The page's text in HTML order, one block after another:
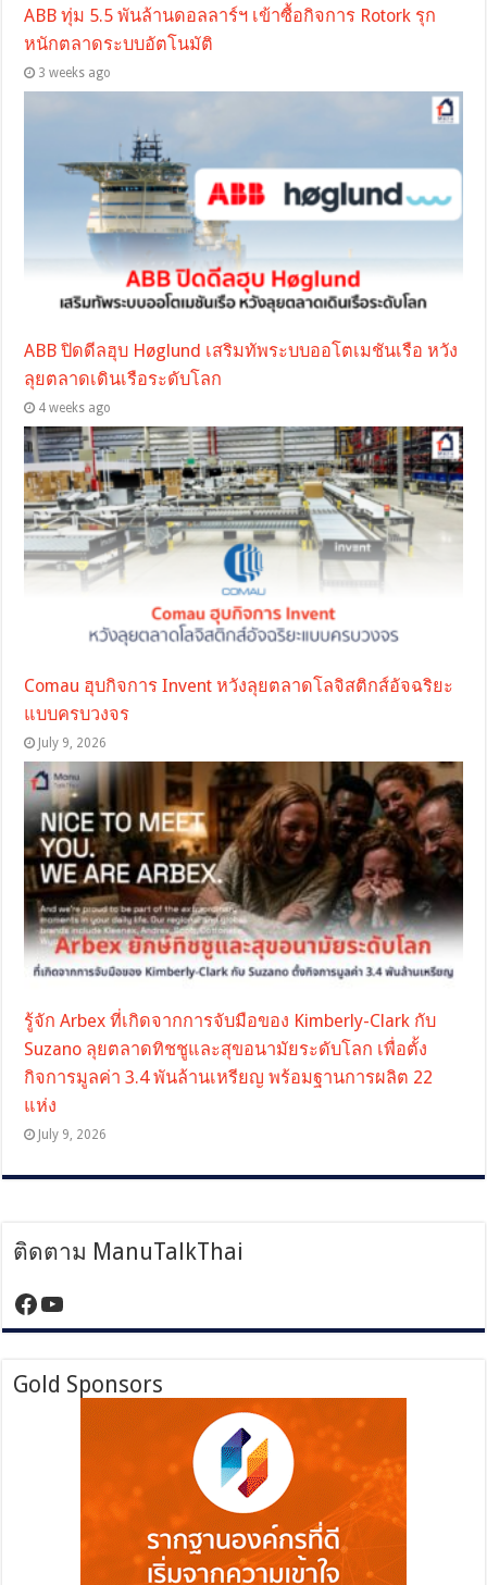
ABB ทุ่ม 5.5 พันล้านดอลลาร์ฯ เข้าซื้อกิจการ Rotork รุก
หนักตลาดระบบอัตโนมัติ
3 weeks ago
ABB ปิดดีลฮุบ Høglund เสริมทัพระบบออโตเมชันเรือ หวัง
ลุยตลาดเดินเรือระดับโลก
4 weeks ago
Comau ฮุบกิจการ Invent หวังลุยตลาดโลจิสติกส์อัจฉริยะ
แบบครบวงจร
July 9, 2026
รู้จัก Arbex ที่เกิดจากการจับมือของ Kimberly-Clark กับ
Suzano ลุยตลาดทิชชูและสุขอนามัยระดับโลก เพื่อตั้ง
กิจการมูลค่า 3.4 พันล้านเหรียญ พร้อมฐานการผลิต 22
แห่ง
July 9, 2026
ติดตาม ManuTalkThai
https://www.facebook.com/
YouTube
Gold Sponsors